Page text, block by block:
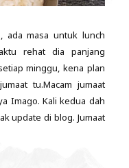
ada masa untuk lunch
rehat dia panjang
minggu, kena plan
tu.Macam jumaat
Imago. Kali kedua dah
update di blog. Jumaat